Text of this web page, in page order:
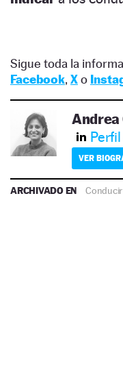
Sigue toda la
Facebook, Xo
Andrea
VER
ARCHIVADO EN